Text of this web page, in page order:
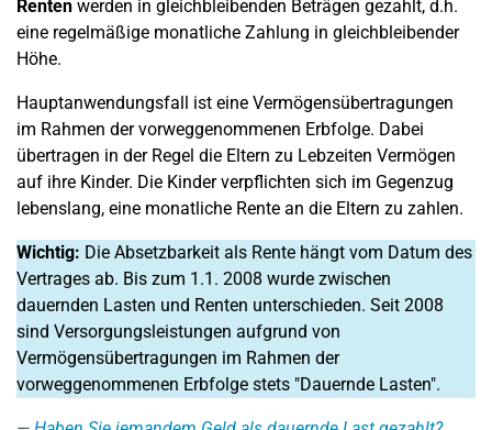
Renten werden in gleichbleibenden Beträgen gezahlt, d.h.
eine regelmäßige monatliche Zahlung in gleichbleibender
Höhe.
Hauptanwendungsfall ist eine Vermögensübertragungen
im Rahmen der vorweggenommenen Erbfolge. Dabei
übertragen in der Regel die Eltern zu Lebzeiten Vermögen
auf ihre Kinder. Die Kinder verpflichten sich im Gegenzug
lebenslang, eine monatliche Rente an die Eltern zu zahlen.
Wichtig: Die Absetzbarkeit als Rente hängt vom Datum des
Vertrages ab. Bis zum 1.1. 2008 wurde zwischen
dauernden Lasten und Renten unterschieden. Seit 2008
sind Versorgungsleistungen aufgrund von
Vermögensübertragungen im Rahmen der
vorweggenommenen Erbfolge stets "Dauernde Lasten".